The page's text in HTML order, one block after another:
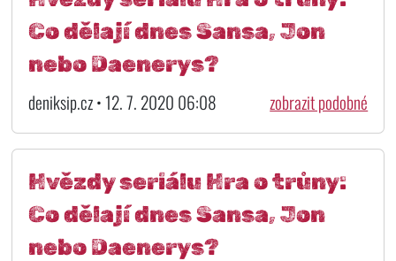
Co dělají dnes Sansa, Jon
nebo Daenerys?
deniksip.cz • 12. 7. 2020 06:08 zobrazit podobné
Hvězdy seriálu Hra o trůny:
Co dělají dnes Sansa, Jon
nebo Daenerys?